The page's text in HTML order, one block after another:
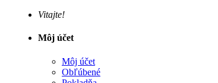
Vitajte!
Môj účet
Môj účet
Obľúbené